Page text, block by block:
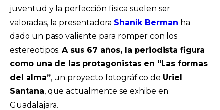
juventud y la perfección física suelen ser
valoradas, la presentadora Shanik Berman ha
dado un paso valiente para romper con los
estereotipos. A sus 67 años, la periodista figura
como una de las protagonistas en “Las formas
del alma”, un proyecto fotográfico de Uriel
Santana, que actualmente se exhibe en
Guadalajara.